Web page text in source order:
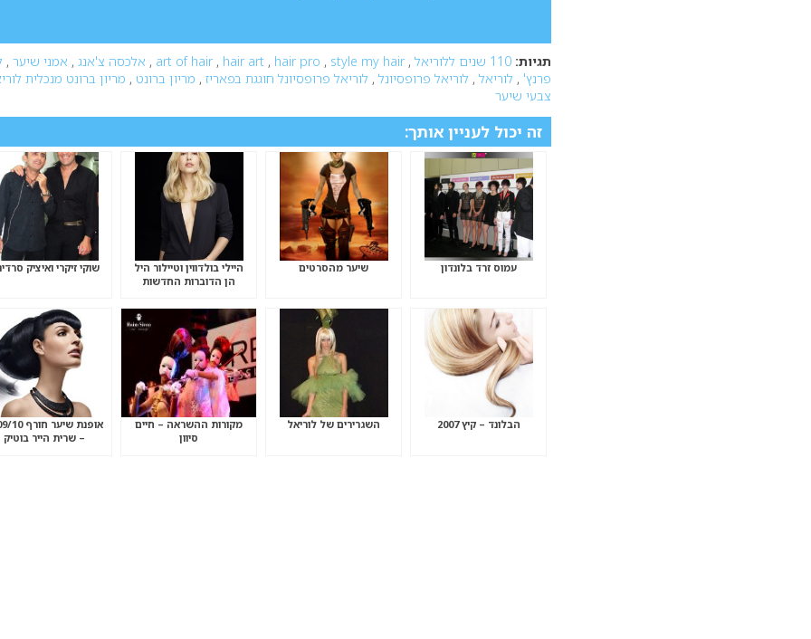
תגיות: 110 שנים ללוריאל ,
art of hair , hair art , hair pro , style my hair
, אלכסה צ'אנג , אמני שיער ,
פרנץ' , לוריאל , לוריאל פרופסיונל , לוריאל פרופסיונל חוגגת בפאריז , מריון ברונט , מריון ברונט מנכלית
צבעי שיער
זה יכול לעניין אותך:
עמוס זרד בלונדון שיער מהסרטים
היילי בולדווין וטיילור היל
הן הדוברות החדשות
שוקי זיקרי ואיציק
הבלונד – קיץ 2007 השגרירים של לוריאל
מקורות ההשראה – חיים
סיוון
אופנת שיער
– שרית הייר בוטיק